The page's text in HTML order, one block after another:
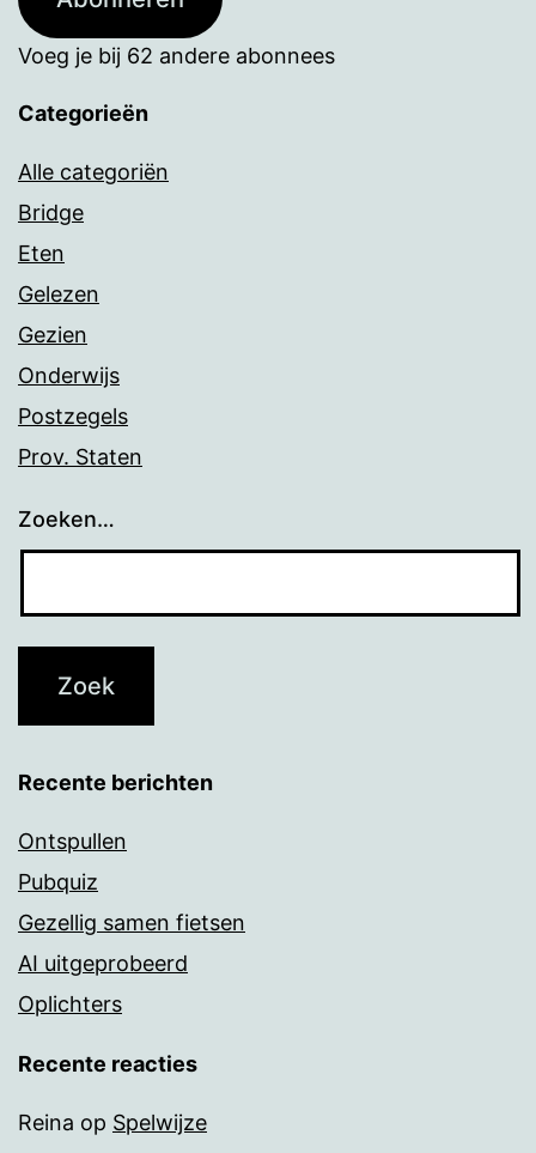
Voeg je bij 62 andere abonnees
Categorieën
Alle categoriën
Bridge
Eten
Gelezen
Gezien
Onderwijs
Postzegels
Prov. Staten
Zoeken…
Recente berichten
Ontspullen
Pubquiz
Gezellig samen fietsen
AI uitgeprobeerd
Oplichters
Recente reacties
Reina op Spelwijze